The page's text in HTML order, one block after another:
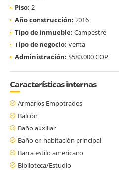
Piso: 2
Año construcción: 2016
Tipo de inmueble: Campestre
Tipo de negocio: Venta
Administración: $580.000 COP
Características internas
Armarios Empotrados
Balcón
Baño auxiliar
Baño en habitación principal
Barra estilo americano
Biblioteca/Estudio